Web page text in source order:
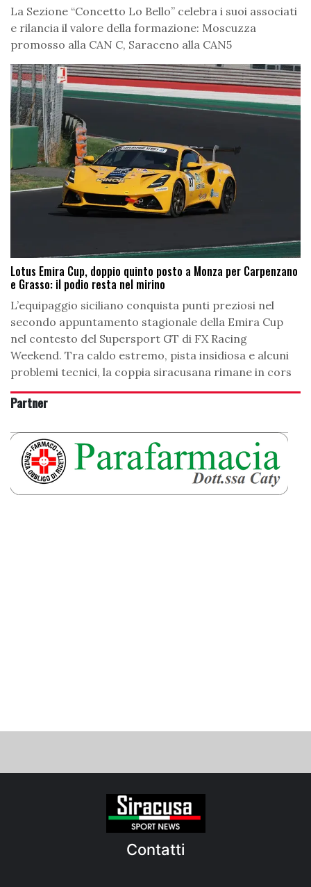
La Sezione “Concetto Lo Bello” celebra i suoi associati
e rilancia il valore della formazione: Moscuzza
promosso alla CAN C, Saraceno alla CAN5
Lotus Emira Cup, doppio quinto posto a Monza per Carpenzano
e Grasso: il podio resta nel mirino
L’equipaggio siciliano conquista punti preziosi nel
secondo appuntamento stagionale della Emira Cup
nel contesto del Supersport GT di FX Racing
Weekend. Tra caldo estremo, pista insidiosa e alcuni
problemi tecnici, la coppia siracusana rimane in cors
Partner
Contatti